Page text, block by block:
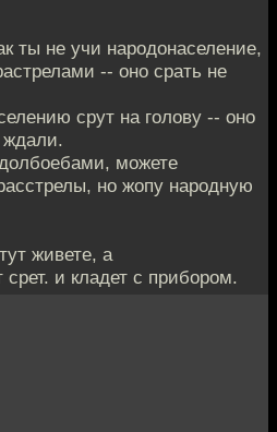
ты не учи народонаселение,
-- оно срать не
срут на голову -- оно
ждали.
можете
но жопу народную
живете, а
срет. и кладет с прибором.